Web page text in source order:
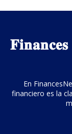
En
financiero es la